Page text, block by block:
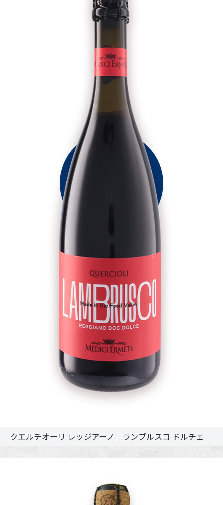
クエルチオーリ レッジアーノ ランブルスコ ドルチェ